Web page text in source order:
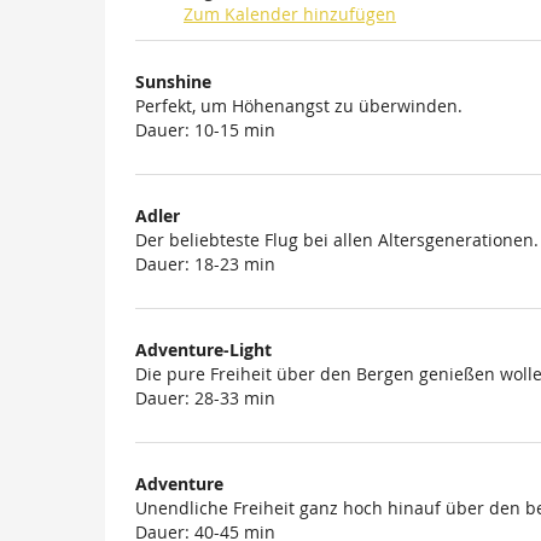
Zum Kalender hinzufügen
Produkte
Unkategorisierte
Produkte
Sunshine
Perfekt, um Höhenangst zu überwinden.
Dauer: 10-15 min
Adler
Der beliebteste Flug bei allen Altersgenerationen.
Dauer: 18-23 min
Adventure-Light
Die pure Freiheit über den Bergen genießen
Dauer: 28-33 min
Adventure
Unendliche Freiheit ganz hoch hinauf über den
Dauer: 40-45 min